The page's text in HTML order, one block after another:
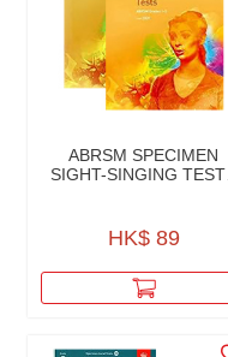
ABRSM SPECIMEN
SIGHT-SINGING TESTS
HK$ 89